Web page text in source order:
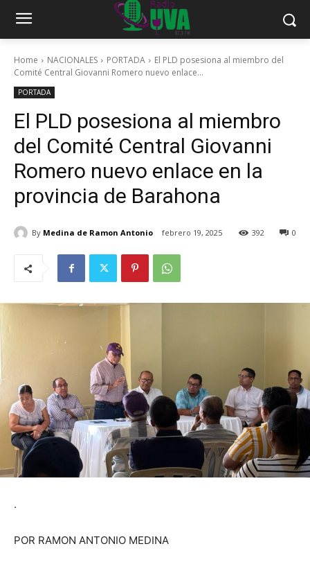
Home NACIONALES PORTADA
El PLD posesiona al miembro del
Comité Central Giovanni Romero nuevo enlace...
PORTADA
El PLD posesiona al miembro
del Comité Central Giovanni
Romero nuevo enlace en la
provincia de Barahona
By Medina de Ramon Antonio febrero 19, 2025 0
392
.
POR RAMON ANTONIO MEDINA